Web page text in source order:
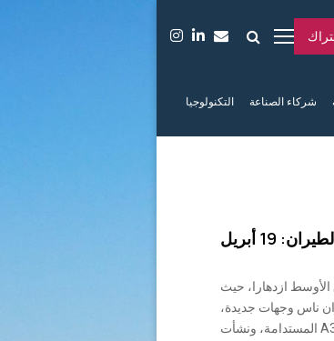
شركاء الصناعة التكنولوجيا
19 أبريل
ازدهارا، حيث
ناس وجهات جديدة،
وأطلقت الاتحاد للطيران طائرات A350 المستدامة، ونشأت